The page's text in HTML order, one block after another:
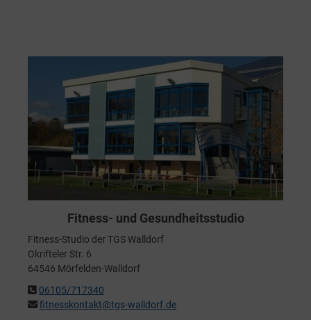
Fitness- und Gesundheitsstudio
Fitness-Studio der TGS Walldorf
Okrifteler Str. 6
64546 Mörfelden-Walldorf
06105/717340
fitnesskontakt@tgs-walldorf.de